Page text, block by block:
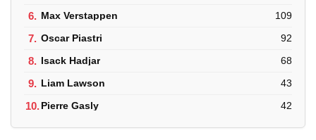
6. Max Verstappen 109
7. Oscar Piastri 92
8. Isack Hadjar 68
9. Liam Lawson 43
10.Pierre Gasly 42